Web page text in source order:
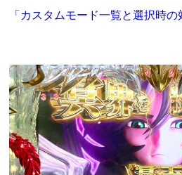
「カスタムモード一覧と選択時